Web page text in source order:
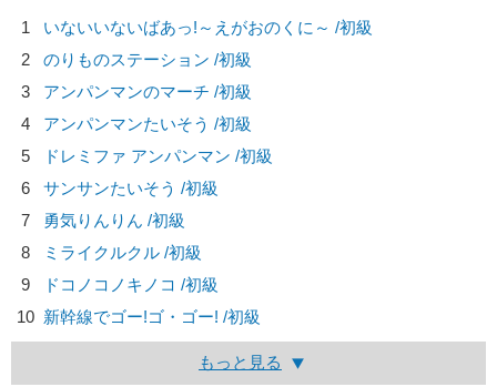
1
いないいないばあっ!～えがおのくに～ /初級
2
のりものステーション /初級
3
アンパンマンのマーチ /初級
4
アンパンマンたいそう /初級
5
ドレミファ アンパンマン /初級
6
サンサンたいそう /初級
7
勇気りんりん /初級
8
ミライクルクル /初級
9
ドコノコノキノコ /初級
10 新幹線でゴー!ゴ・ゴー! /初級
もっと見る